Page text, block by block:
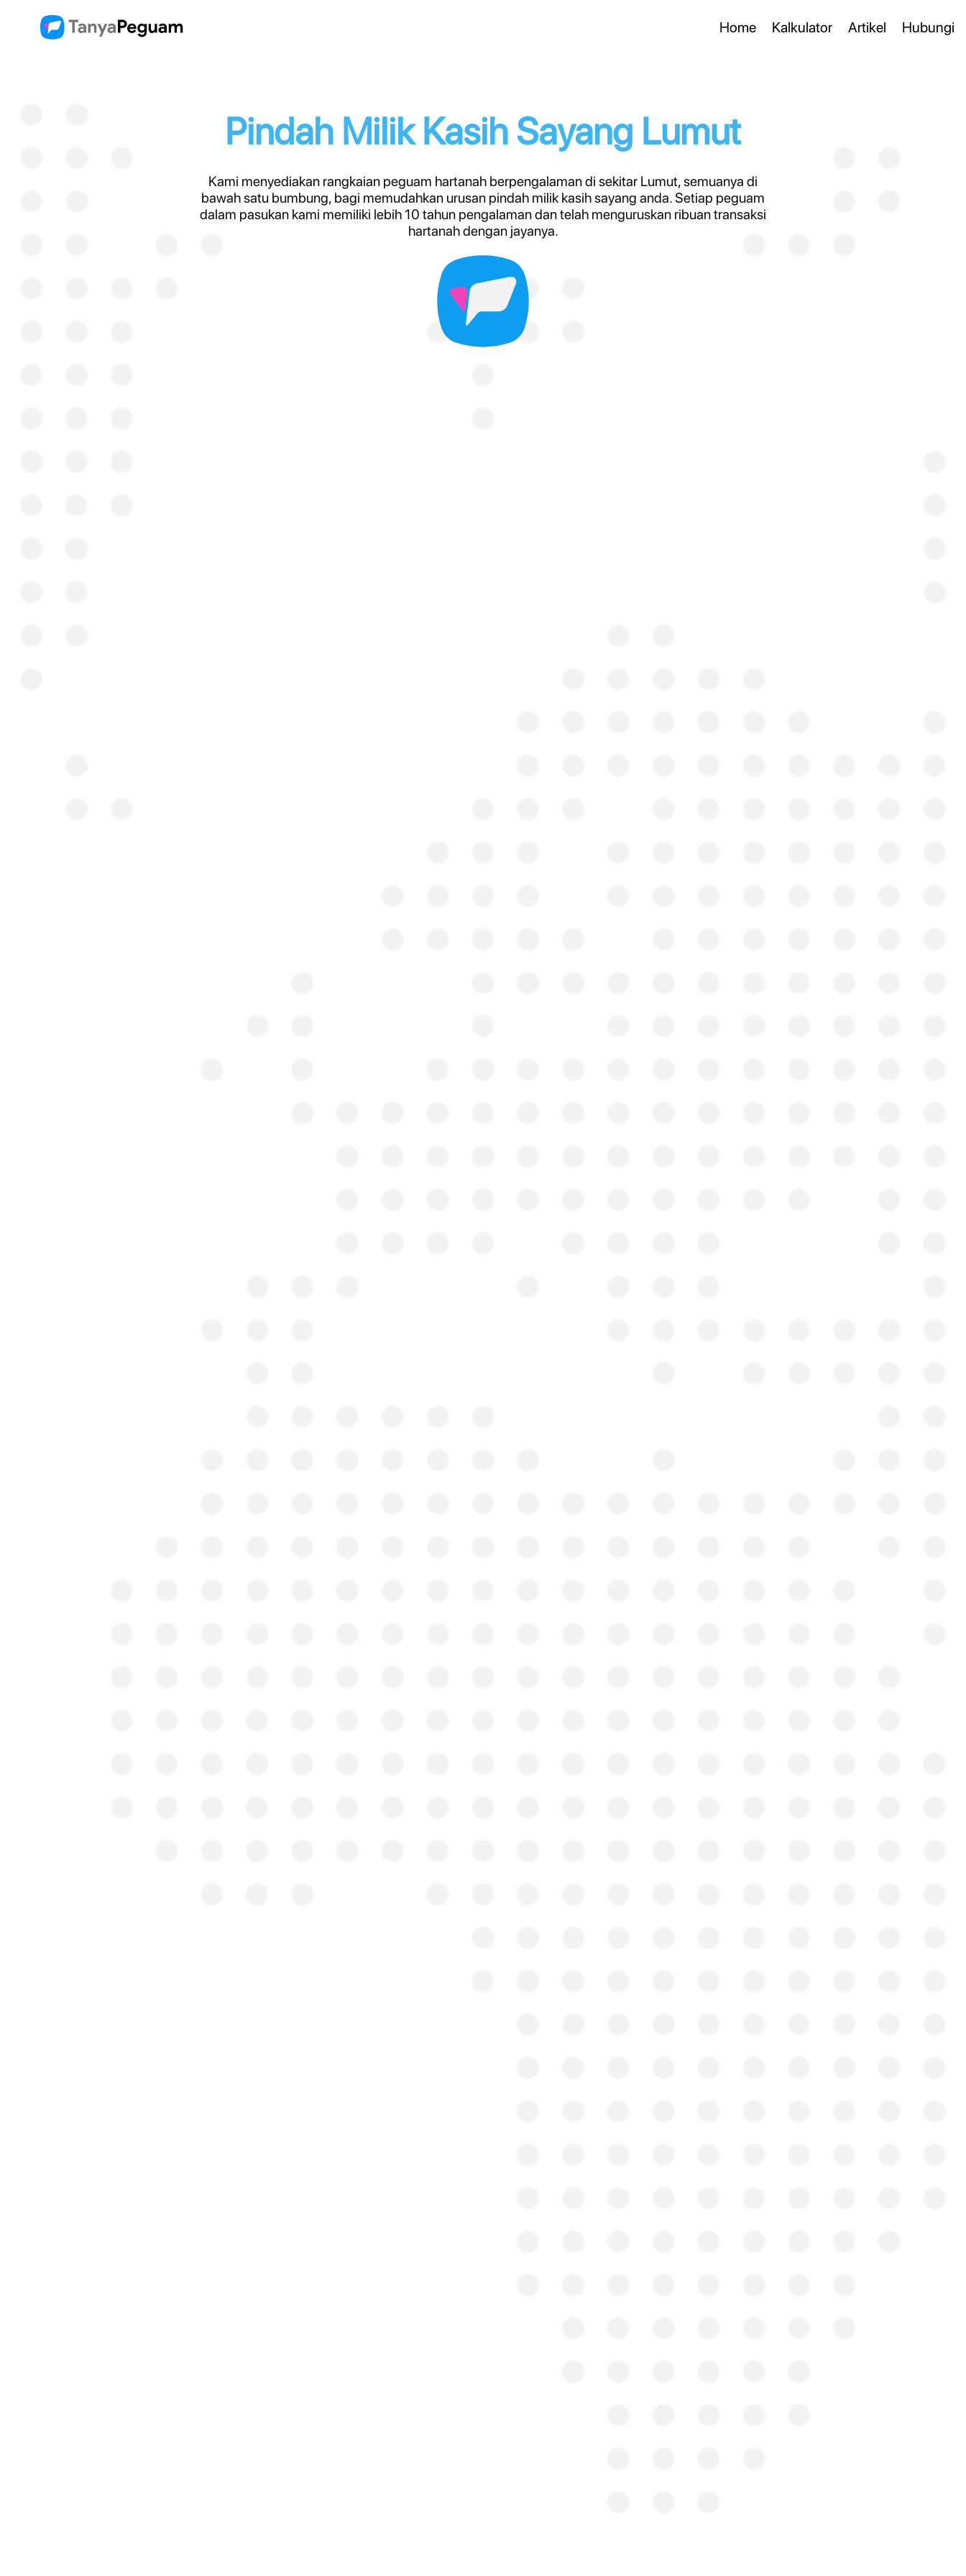
Home Kalkulator Artikel Hubungi
Pindah Milik Kasih Sayang Lumut
Kami menyediakan rangkaian peguam hartanah berpengalaman di sekitar Lumut, semuanya di
bawah satu bumbung, bagi memudahkan urusan pindah milik kasih sayang anda. Setiap peguam
dalam pasukan kami memiliki lebih 10 tahun pengalaman dan telah menguruskan ribuan transaksi
hartanah dengan jayanya.